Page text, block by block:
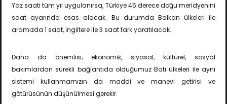
Yaz saati tüm yıl uygulanırsa, Türkiye 45 derece doğu meridyenini
saat ayarında esas alacak. Bu durumda Balkan ülkeleri ile
aramızda 1 saat, İngiltere ile 3 saat fark yaratılacak.
Daha da önemlisi; ekonomik, siyasal, kültürel, sosyal
bakımlardan sürekli bağlantıda olduğumuz Batı ülkeleri ile aynı
sistemi kullanmamızın da maddi ve manevi getirisi ve
götürüsünün düşünülmesi gerekir.